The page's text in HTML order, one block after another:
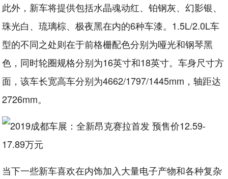
此外，新车将提供包括水晶魂动红、铂钢灰、幻影银、
珠光白、琉璃棕、极夜黑在内的6种车漆。1.5L/2.0L车
型的不同之处则在于前格栅配色分别为哑光和钢琴黑
色，同时轮圈规格分别为16英寸和18英寸。车身尺寸方
面，该车长宽高车分别为4662/1797/1445mm，轴距达
2726mm。
当下一些新车喜欢在内饰加入大量电子产物和各种复杂